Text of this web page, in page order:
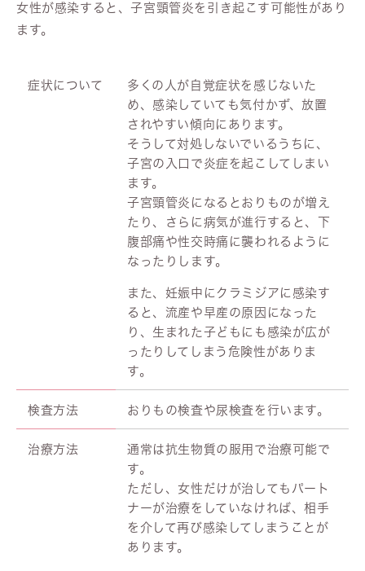
女性が感染すると、子宮頸管炎を引き起こす可能性があり
ます。
症状について
多くの人が自覚症状を感じないた
め、感染していても気付かず、放置
されやすい傾向にあります。
そうして対処しないでいるうちに、
子宮の入口で炎症を起こしてしまい
ます。
子宮頸管炎になるとおりものが増え
たり、さらに病気が進行すると、下
腹部痛や性交時痛に襲われるように
なったりします。
また、妊娠中にクラミジアに感染す
ると、流産や早産の原因になった
り、生まれた子どもにも感染が広が
ったりしてしまう危険性がありま
す。
検査方法 おりもの検査や尿検査を行います。
治療方法
通常は抗生物質の服用で治療可能で
す。
ただし、女性だけが治してもパート
ナーが治療をしていなければ、相手
を介して再び感染してしまうことが
あります。